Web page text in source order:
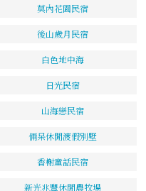
莫內花園民宿
後山歲月民宿
白色地中海
日光民宿
山海戀民宿
倆呆休閒渡假別墅
香榭童話民宿
新光兆豐休閒農牧場